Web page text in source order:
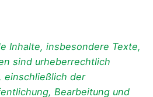
Inhalte, insbesondere Texte,
sind urheberrechtlich
einschließlich der
Bearbeitung und